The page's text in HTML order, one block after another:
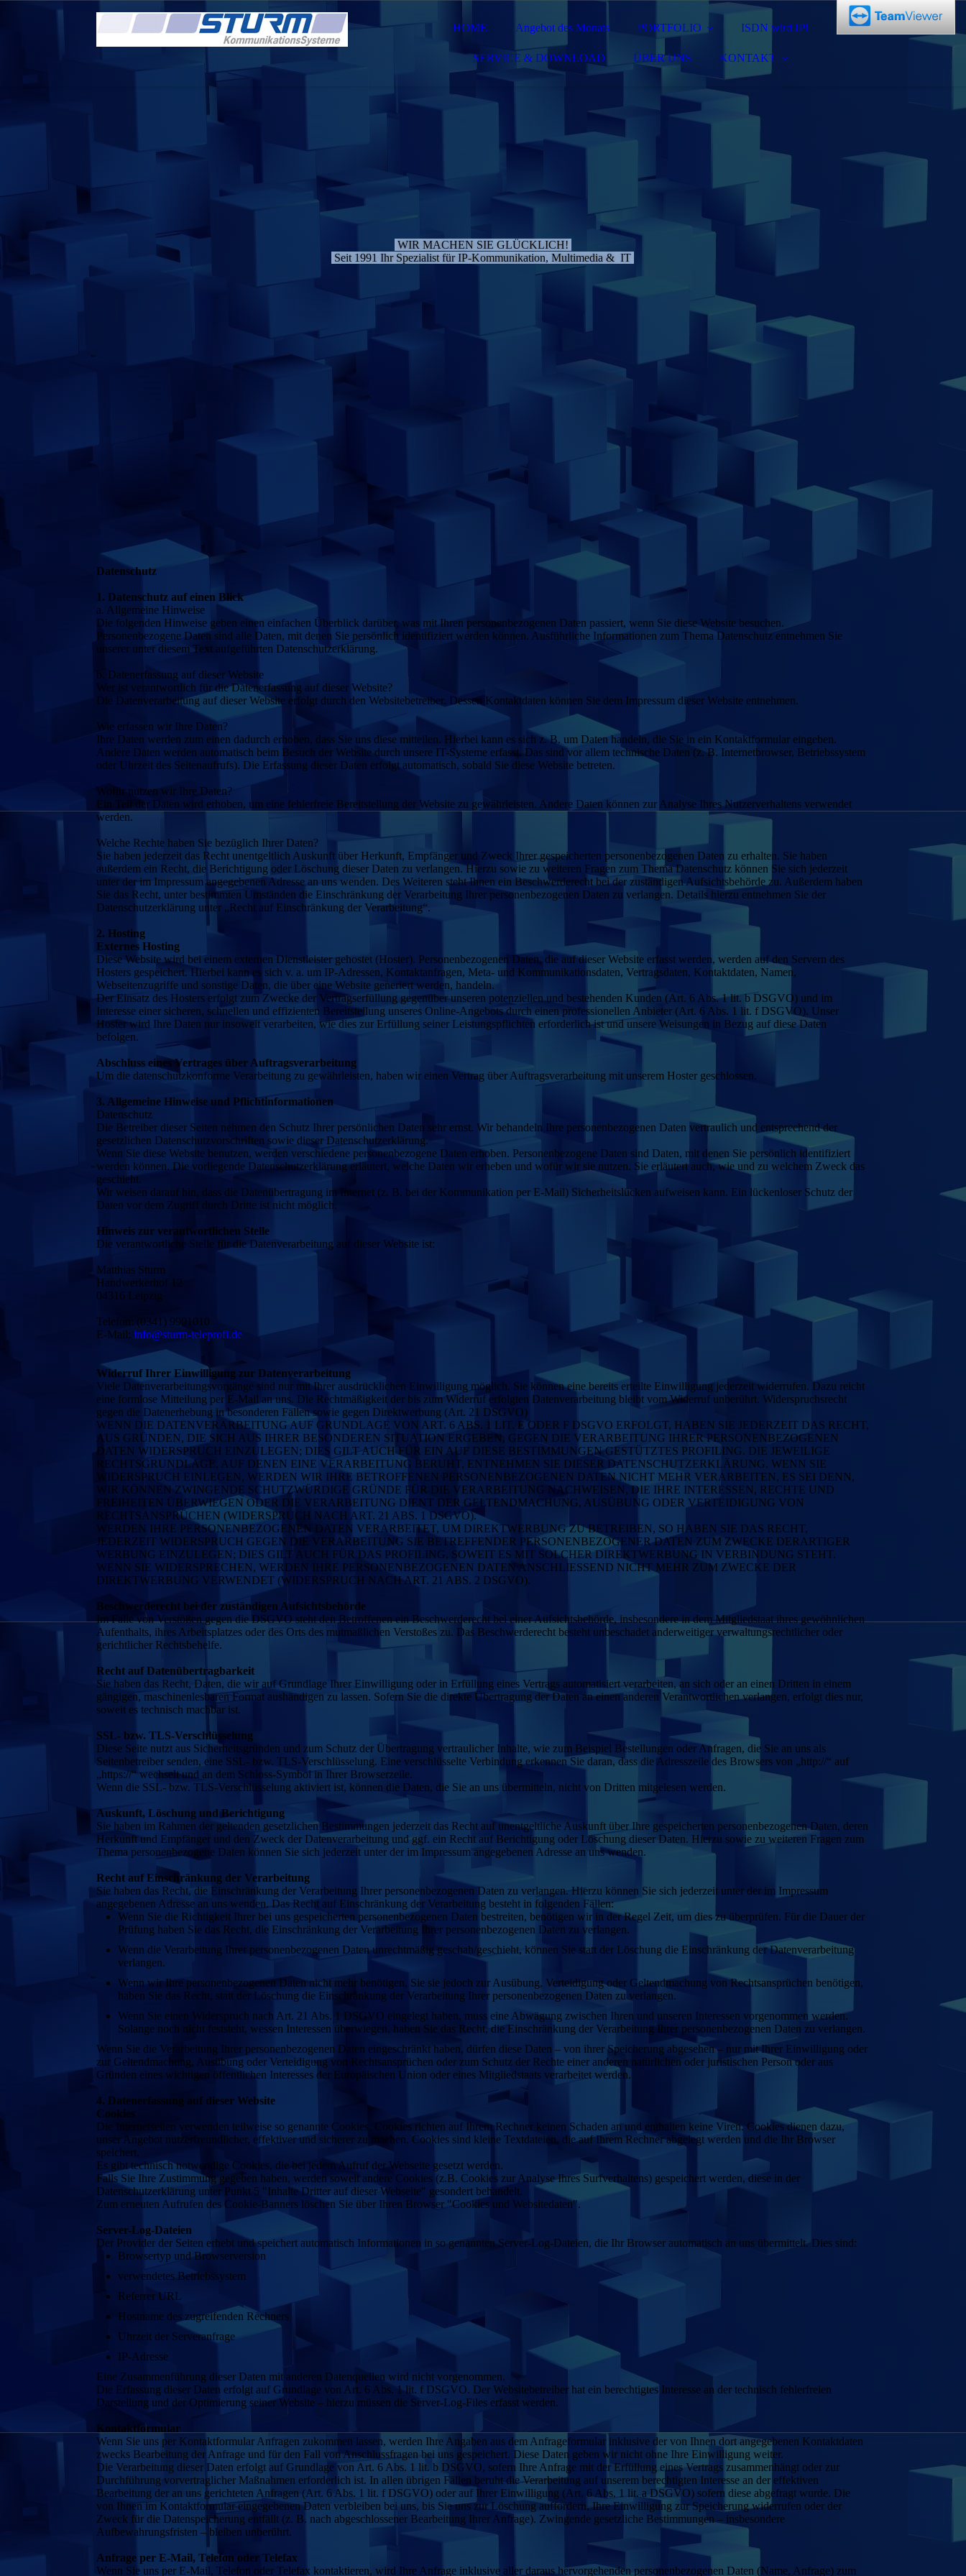
HOME Angebot des Monats PORTFOLIO ISDN wird IP!
SERVICE & DOWNLOAD ÜBER UNS KONTAKT
WIR MACHEN SIE GLÜCKLICH!
Seit 1991 Ihr Spezialist für IP-Kommunikation, Multimedia & IT
Datenschutz
1. Datenschutz auf einen Blick
a. Allgemeine Hinweise
Die folgenden Hinweise geben einen einfachen Überblick darüber, was mit Ihren personenbezogenen Daten passiert, wenn Sie diese Website besuchen.
Personenbezogene Daten sind alle Daten, mit denen Sie persönlich identifiziert werden können. Ausführliche Informationen zum Thema Datenschutz entnehmen Sie
unserer unter diesem Text aufgeführten Datenschutzerklärung.
b. Datenerfassung auf dieser Website
Wer ist verantwortlich für die Datenerfassung auf dieser Website?
Die Datenverarbeitung auf dieser Website erfolgt durch den Websitebetreiber. Dessen Kontaktdaten können Sie dem Impressum dieser Website entnehmen.
Wie erfassen wir Ihre Daten?
Ihre Daten werden zum einen dadurch erhoben, dass Sie uns diese mitteilen. Hierbei kann es sich z. B. um Daten handeln, die Sie in ein Kontaktformular eingeben.
Andere Daten werden automatisch beim Besuch der Website durch unsere IT-Systeme erfasst. Das sind vor allem technische Daten (z. B. Internetbrowser, Betriebssystem
oder Uhrzeit des Seitenaufrufs). Die Erfassung dieser Daten erfolgt automatisch, sobald Sie diese Website betreten.
Wofür nutzen wir Ihre Daten?
Ein Teil der Daten wird erhoben, um eine fehlerfreie Bereitstellung der Website zu gewährleisten. Andere Daten können zur Analyse Ihres Nutzerverhaltens verwendet
werden.
Welche Rechte haben Sie bezüglich Ihrer Daten?
Sie haben jederzeit das Recht unentgeltlich Auskunft über Herkunft, Empfänger und Zweck Ihrer gespeicherten personenbezogenen Daten zu erhalten. Sie haben
außerdem ein Recht, die Berichtigung oder Löschung dieser Daten zu verlangen. Hierzu sowie zu weiteren Fragen zum Thema Datenschutz können Sie sich jederzeit
unter der im Impressum angegebenen Adresse an uns wenden. Des Weiteren steht Ihnen ein Beschwerderecht bei der zuständigen Aufsichtsbehörde zu. Außerdem haben
Sie das Recht, unter bestimmten Umständen die Einschränkung der Verarbeitung Ihrer personenbezogenen Daten zu verlangen. Details hierzu entnehmen Sie der
Datenschutzerklärung unter „Recht auf Einschränkung der Verarbeitung“.
2. Hosting
Externes Hosting
Diese Website wird bei einem externen Dienstleister gehostet (Hoster). Personenbezogenen Daten, die auf dieser Website erfasst werden, werden auf den Servern des
Hosters gespeichert. Hierbei kann es sich v. a. um IP-Adressen, Kontaktanfragen, Meta- und Kommunikationsdaten, Vertragsdaten, Kontaktdaten, Namen,
Webseitenzugriffe und sonstige Daten, die über eine Website generiert werden, handeln.
Der Einsatz des Hosters erfolgt zum Zwecke der Vertragserfüllung gegenüber unseren potenziellen und bestehenden Kunden (Art. 6 Abs. 1 lit. b DSGVO) und im
Interesse einer sicheren, schnellen und effizienten Bereitstellung unseres Online-Angebots durch einen professionellen Anbieter (Art. 6 Abs. 1 lit. f DSGVO). Unser
Hoster wird Ihre Daten nur insoweit verarbeiten, wie dies zur Erfüllung seiner Leistungspflichten erforderlich ist und unsere Weisungen in Bezug auf diese Daten
befolgen.
Abschluss eines Vertrages über Auftragsverarbeitung
Um die datenschutzkonforme Verarbeitung zu gewährleisten, haben wir einen Vertrag über Auftragsverarbeitung mit unserem Hoster geschlossen.
3. Allgemeine Hinweise und Pflichtinformationen
Datenschutz
Die Betreiber dieser Seiten nehmen den Schutz Ihrer persönlichen Daten sehr ernst. Wir behandeln Ihre personenbezogenen Daten vertraulich und entsprechend der
gesetzlichen Datenschutzvorschriften sowie dieser Datenschutzerklärung.
Wenn Sie diese Website benutzen, werden verschiedene personenbezogene Daten erhoben. Personenbezogene Daten sind Daten, mit denen Sie persönlich identifiziert
werden können. Die vorliegende Datenschutzerklärung erläutert, welche Daten wir erheben und wofür wir sie nutzen. Sie erläutert auch, wie und zu welchem Zweck das
geschieht.
Wir weisen darauf hin, dass die Datenübertragung im Internet (z. B. bei der Kommunikation per E-Mail) Sicherheitslücken aufweisen kann. Ein lückenloser Schutz der
Daten vor dem Zugriff durch Dritte ist nicht möglich.
Hinweis zur verantwortlichen Stelle
Die verantwortliche Stelle für die Datenverarbeitung auf dieser Website ist:
Matthias Sturm
Handwerkerhof 12
04316 Leipzig
Telefon: (0341) 9901010
E-Mail:info@sturm-teleprofi.de
Widerruf Ihrer Einwilligung zur Datenverarbeitung
Viele Datenverarbeitungsvorgänge sind nur mit Ihrer ausdrücklichen Einwilligung möglich. Sie können eine bereits erteilte Einwilligung jederzeit widerrufen. Dazu reicht
eine formlose Mitteilung per E-Mail an uns. Die Rechtmäßigkeit der bis zum Widerruf erfolgten Datenverarbeitung bleibt vom Widerruf unberührt. Widerspruchsrecht
gegen die Datenerhebung in besonderen Fällen sowie gegen Direktwerbung (Art. 21 DSGVO)
WENN DIE DATENVERARBEITUNG AUF GRUNDLAGE VON ART. 6 ABS. 1 LIT. E ODER F DSGVO ERFOLGT, HABEN SIE JEDERZEIT DAS RECHT,
AUS GRÜNDEN, DIE SICH AUS IHRER BESONDEREN SITUATION ERGEBEN, GEGEN DIE VERARBEITUNG IHRER PERSONENBEZOGENEN
DATEN WIDERSPRUCH EINZULEGEN; DIES GILT AUCH FÜR EIN AUF DIESE BESTIMMUNGEN GESTÜTZTES PROFILING. DIE JEWEILIGE
RECHTSGRUNDLAGE, AUF DENEN EINE VERARBEITUNG BERUHT, ENTNEHMEN SIE DIESER DATENSCHUTZERKLÄRUNG. WENN SIE
WIDERSPRUCH EINLEGEN, WERDEN WIR IHRE BETROFFENEN PERSONENBEZOGENEN DATEN NICHT MEHR VERARBEITEN, ES SEI DENN,
WIR KÖNNEN ZWINGENDE SCHUTZWÜRDIGE GRÜNDE FÜR DIE VERARBEITUNG NACHWEISEN, DIE IHRE INTERESSEN, RECHTE UND
FREIHEITEN ÜBERWIEGEN ODER DIE VERARBEITUNG DIENT DER GELTENDMACHUNG, AUSÜBUNG ODER VERTEIDIGUNG VON
RECHTSANSPRÜCHEN (WIDERSPRUCH NACH ART. 21 ABS. 1 DSGVO).
WERDEN IHRE PERSONENBEZOGENEN DATEN VERARBEITET, UM DIREKTWERBUNG ZU BETREIBEN, SO HABEN SIE DAS RECHT,
JEDERZEIT WIDERSPRUCH GEGEN DIE VERARBEITUNG SIE BETREFFENDER PERSONENBEZOGENER DATEN ZUM ZWECKE DERARTIGER
WERBUNG EINZULEGEN; DIES GILT AUCH FÜR DAS PROFILING, SOWEIT ES MIT SOLCHER DIREKTWERBUNG IN VERBINDUNG STEHT.
WENN SIE WIDERSPRECHEN, WERDEN IHRE PERSONENBEZOGENEN DATEN ANSCHLIESSEND NICHT MEHR ZUM ZWECKE DER
DIREKTWERBUNG VERWENDET (WIDERSPRUCH NACH ART. 21 ABS. 2 DSGVO).
Beschwerderecht bei der zuständigen Aufsichtsbehörde
Im Falle von Verstößen gegen die DSGVO steht den Betroffenen ein Beschwerderecht bei einer Aufsichtsbehörde, insbesondere in dem Mitgliedstaat ihres gewöhnlichen
Aufenthalts, ihres Arbeitsplatzes oder des Orts des mutmaßlichen Verstoßes zu. Das Beschwerderecht besteht unbeschadet anderweitiger verwaltungsrechtlicher oder
gerichtlicher Rechtsbehelfe.
Recht auf Datenübertragbarkeit
Sie haben das Recht, Daten, die wir auf Grundlage Ihrer Einwilligung oder in Erfüllung eines Vertrags automatisiert verarbeiten, an sich oder an einen Dritten in einem
gängigen, maschinenlesbaren Format aushändigen zu lassen. Sofern Sie die direkte Übertragung der Daten an einen anderen Verantwortlichen verlangen, erfolgt dies nur,
soweit es technisch machbar ist.
SSL- bzw. TLS-Verschlüsselung
Diese Seite nutzt aus Sicherheitsgründen und zum Schutz der Übertragung vertraulicher Inhalte, wie zum Beispiel Bestellungen oder Anfragen, die Sie an uns als
Seitenbetreiber senden, eine SSL- bzw. TLS-Verschlüsselung. Eine verschlüsselte Verbindung erkennen Sie daran, dass die Adresszeile des Browsers von „http://“ auf
„https://“ wechselt und an dem Schloss-Symbol in Ihrer Browserzeile.
Wenn die SSL- bzw. TLS-Verschlüsselung aktiviert ist, können die Daten, die Sie an uns übermitteln, nicht von Dritten mitgelesen werden.
Auskunft, Löschung und Berichtigung
Sie haben im Rahmen der geltenden gesetzlichen Bestimmungen jederzeit das Recht auf unentgeltliche Auskunft über Ihre gespeicherten personenbezogenen Daten, deren
Herkunft und Empfänger und den Zweck der Datenverarbeitung und ggf. ein Recht auf Berichtigung oder Löschung dieser Daten. Hierzu sowie zu weiteren Fragen zum
Thema personenbezogene Daten können Sie sich jederzeit unter der im Impressum angegebenen Adresse an uns wenden.
Recht auf Einschränkung der Verarbeitung
Sie haben das Recht, die Einschränkung der Verarbeitung Ihrer personenbezogenen Daten zu verlangen. Hierzu können Sie sich jederzeit unter der im Impressum
angegebenen Adresse an uns wenden. Das Recht auf Einschränkung der Verarbeitung besteht in folgenden Fällen:
Wenn Sie die Richtigkeit Ihrer bei uns gespeicherten personenbezogenen Daten bestreiten, benötigen wir in der Regel Zeit, um dies zu überprüfen. Für die Dauer der
Prüfung haben Sie das Recht, die Einschränkung der Verarbeitung Ihrer personenbezogenen Daten zu verlangen.
Wenn die Verarbeitung Ihrer personenbezogenen Daten unrechtmäßig geschah/geschieht, können Sie statt der Löschung die Einschränkung der Datenverarbeitung
verlangen.
Wenn wir Ihre personenbezogenen Daten nicht mehr benötigen, Sie sie jedoch zur Ausübung, Verteidigung oder Geltendmachung von Rechtsansprüchen benötigen,
haben Sie das Recht, statt der Löschung die Einschränkung der Verarbeitung Ihrer personenbezogenen Daten zu verlangen.
Wenn Sie einen Widerspruch nach Art. 21 Abs. 1 DSGVO eingelegt haben, muss eine Abwägung zwischen Ihren und unseren Interessen vorgenommen werden.
Solange noch nicht feststeht, wessen Interessen überwiegen, haben Sie das Recht, die Einschränkung der Verarbeitung Ihrer personenbezogenen Daten zu verlangen.
Wenn Sie die Verarbeitung Ihrer personenbezogenen Daten eingeschränkt haben, dürfen diese Daten – von ihrer Speicherung abgesehen – nur mit Ihrer Einwilligung oder
zur Geltendmachung, Ausübung oder Verteidigung von Rechtsansprüchen oder zum Schutz der Rechte einer anderen natürlichen oder juristischen Person oder aus
Gründen eines wichtigen öffentlichen Interesses der Europäischen Union oder eines Mitgliedstaats verarbeitet werden.
4. Datenerfassung auf dieser Website
Cookies
Die Internetseiten verwenden teilweise so genannte Cookies. Cookies richten auf Ihrem Rechner keinen Schaden an und enthalten keine Viren. Cookies dienen dazu,
unser Angebot nutzerfreundlicher, effektiver und sicherer zu machen. Cookies sind kleine Textdateien, die auf Ihrem Rechner abgelegt werden und die Ihr Browser
speichert.
Es gibt technisch notwendige Cookies, die bei jedem Aufruf der Webseite gesetzt werden.
Falls Sie Ihre Zustimmung gegeben haben, werden soweit andere Cookies (z.B. Cookies zur Analyse Ihres Surfverhaltens) gespeichert werden, diese in der
Datenschutzerklärung unter Punkt 5 "Inhalte Dritter auf dieser Webseite" gesondert behandelt.
Zum erneuten Aufrufen des Cookie-Banners löschen Sie über Ihren Browser "Cookies und Websitedaten".
Server-Log-Dateien
Der Provider der Seiten erhebt und speichert automatisch Informationen in so genannten Server-Log-Dateien, die Ihr Browser automatisch an uns übermittelt. Dies sind:
Browsertyp und Browserversion
verwendetes Betriebssystem
Referrer URL
Hostname des zugreifenden Rechners
Uhrzeit der Serveranfrage
IP-Adresse
Eine Zusammenführung dieser Daten mit anderen Datenquellen wird nicht vorgenommen.
Die Erfassung dieser Daten erfolgt auf Grundlage von Art. 6 Abs. 1 lit. f DSGVO. Der Websitebetreiber hat ein berechtigtes Interesse an der technisch fehlerfreien
Darstellung und der Optimierung seiner Website – hierzu müssen die Server-Log-Files erfasst werden.
Kontaktformular
Wenn Sie uns per Kontaktformular Anfragen zukommen lassen, werden Ihre Angaben aus dem Anfrageformular inklusive der von Ihnen dort angegebenen Kontaktdaten
zwecks Bearbeitung der Anfrage und für den Fall von Anschlussfragen bei uns gespeichert. Diese Daten geben wir nicht ohne Ihre Einwilligung weiter.
Die Verarbeitung dieser Daten erfolgt auf Grundlage von Art. 6 Abs. 1 lit. b DSGVO, sofern Ihre Anfrage mit der Erfüllung eines Vertrags zusammenhängt oder zur
Durchführung vorvertraglicher Maßnahmen erforderlich ist. In allen übrigen Fällen beruht die Verarbeitung auf unserem berechtigten Interesse an der effektiven
Bearbeitung der an uns gerichteten Anfragen (Art. 6 Abs. 1 lit. f DSGVO) oder auf Ihrer Einwilligung (Art. 6 Abs. 1 lit. a DSGVO) sofern diese abgefragt wurde. Die
von Ihnen im Kontaktformular eingegebenen Daten verbleiben bei uns, bis Sie uns zur Löschung auffordern, Ihre Einwilligung zur Speicherung widerrufen oder der
Zweck für die Datenspeicherung entfällt (z. B. nach abgeschlossener Bearbeitung Ihrer Anfrage). Zwingende gesetzliche Bestimmungen – insbesondere
Aufbewahrungsfristen – bleiben unberührt.
Anfrage per E-Mail, Telefon oder Telefax
Wenn Sie uns per E-Mail, Telefon oder Telefax kontaktieren, wird Ihre Anfrage inklusive aller daraus hervorgehenden personenbezogenen Daten (Name, Anfrage) zum